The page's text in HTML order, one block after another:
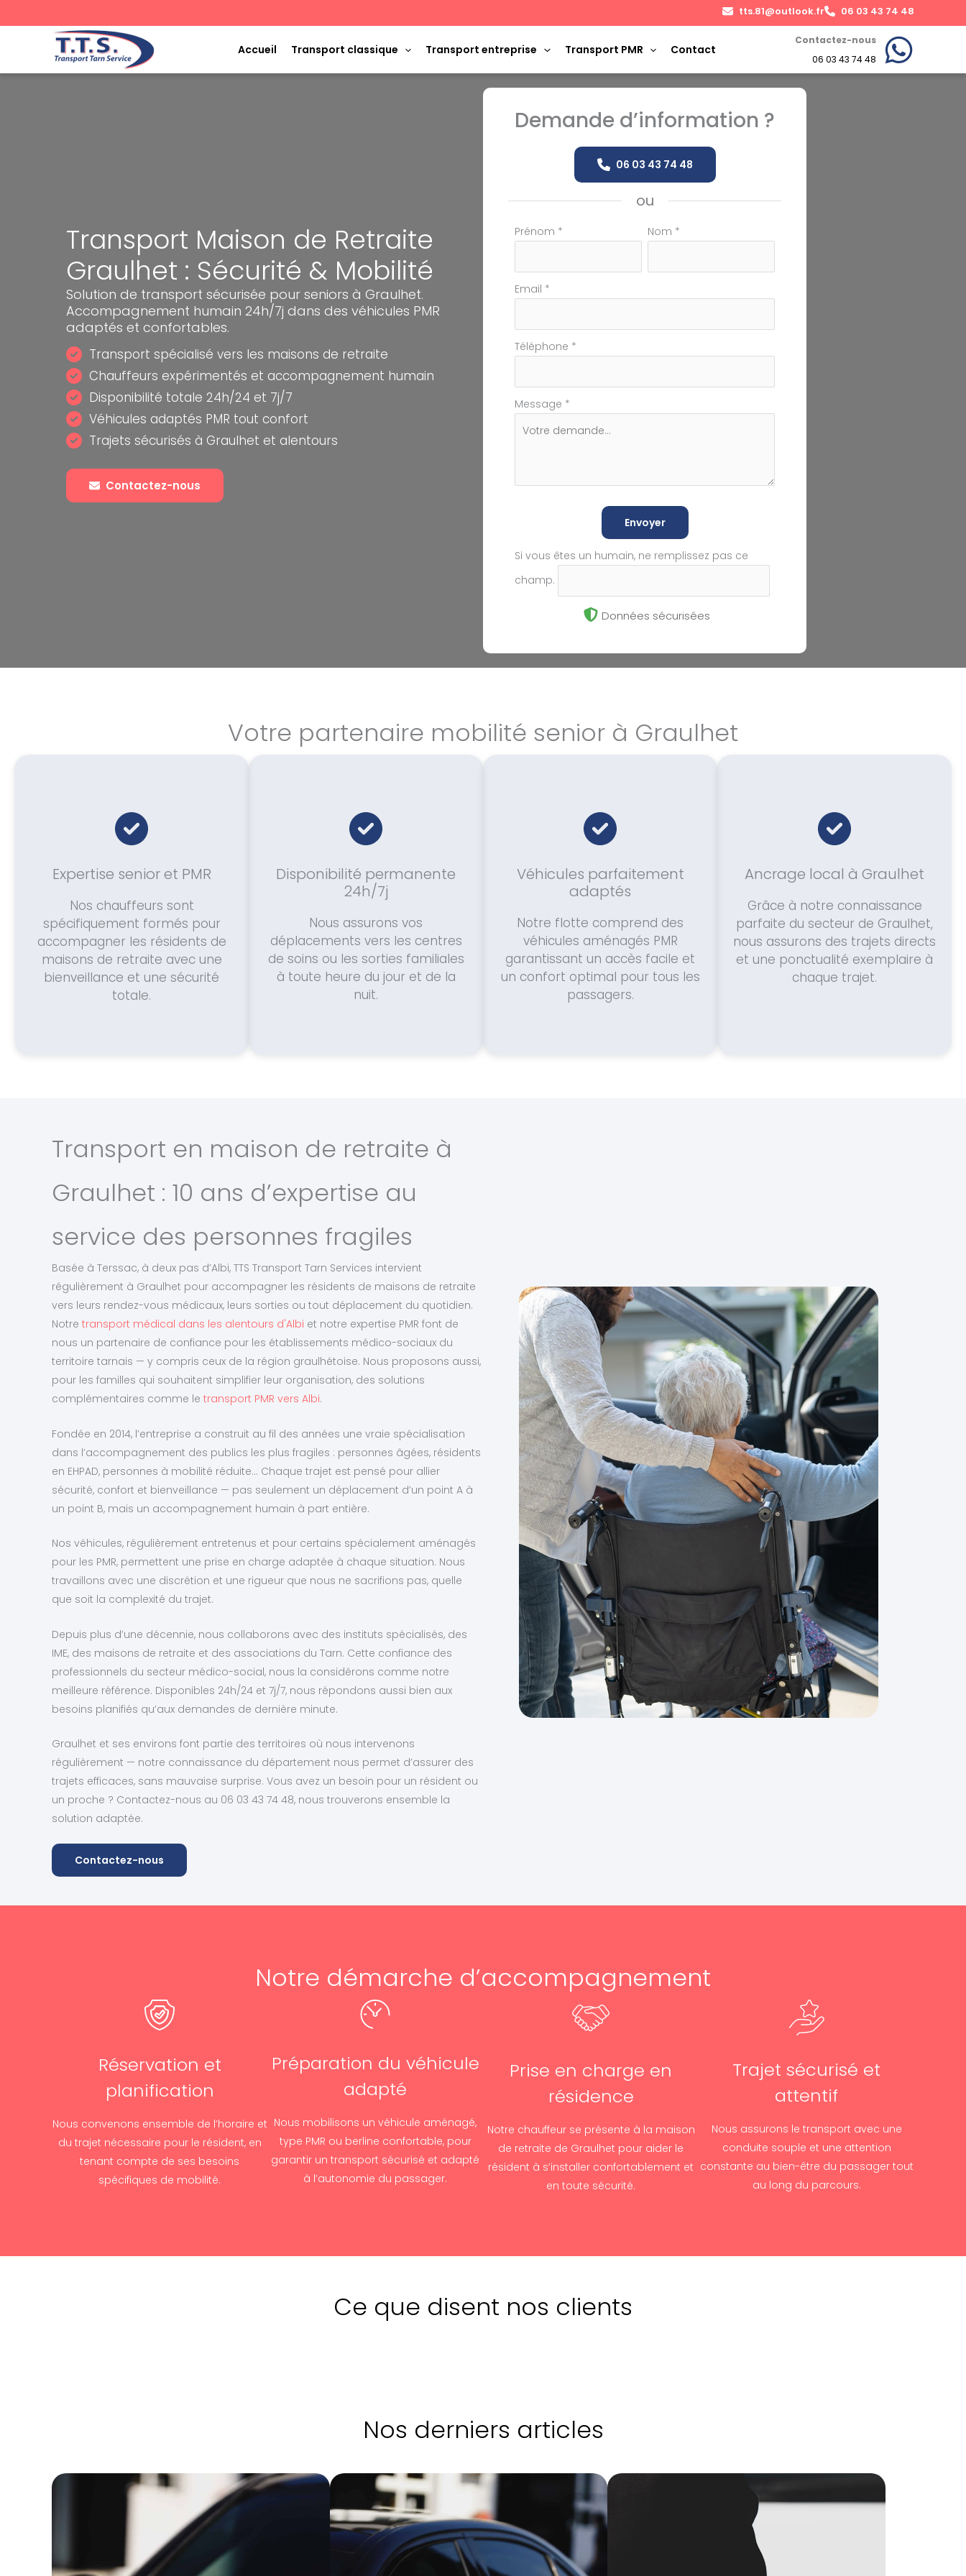
au
tts.81@outlook.fr 06 03 43 74 48
Accueil Transport classique Transport entreprise Transport PMR Contact
Contactez-nous
06 03 43 74 48
Transport Maison de Retraite
Graulhet : Sécurité & Mobilité
Solution de transport sécurisée pour seniors à Graulhet.
Accompagnement humain 24h/7j dans des véhicules PMR
adaptés et confortables.
Transport spécialisé vers les maisons de retraite
Chauffeurs expérimentés et accompagnement humain
Disponibilité totale 24h/24 et 7j/7
Véhicules adaptés PMR tout confort
Trajets sécurisés à Graulhet et alentours
Contactez-nous
Demande d’information ?
06 03 43 74 48
ou
Formulaire
téléphone
Prénom * Nom *
Email *
Téléphone *
Message *
Envoyer
Si vous êtes un humain, ne remplissez pas ce
champ.
Données sécurisées
Votre partenaire mobilité senior à Graulhet
Expertise senior et PMR
Nos chauffeurs sont
spécifiquement formés pour
accompagner les résidents de
maisons de retraite avec une
bienveillance et une sécurité
totale.
Disponibilité permanente
24h/7j
Nous assurons vos
déplacements vers les centres
de soins ou les sorties familiales
à toute heure du jour et de la
nuit.
Véhicules parfaitement
adaptés
Notre flotte comprend des
véhicules aménagés PMR
garantissant un accès facile et
un confort optimal pour tous les
passagers.
Ancrage local à Graulhet
Grâce à notre connaissance
parfaite du secteur de Graulhet,
nous assurons des trajets directs
et une ponctualité exemplaire à
chaque trajet.
Transport en maison de retraite à
Graulhet : 10 ans d’expertise au
service des personnes fragiles
Basée à Terssac, à deux pas d’Albi, TTS Transport Tarn Services intervient
régulièrement à Graulhet pour accompagner les résidents de maisons de retraite
vers leurs rendez-vous médicaux, leurs sorties ou tout déplacement du quotidien.
Notre transport médical dans les alentours d'Albi et notre expertise PMR font de
nous un partenaire de confiance pour les établissements médico-sociaux du
territoire tarnais — y compris ceux de la région graulhétoise. Nous proposons aussi,
pour les familles qui souhaitent simplifier leur organisation, des solutions
complémentaires comme le transport PMR vers Albi.
Fondée en 2014, l’entreprise a construit au fil des années une vraie spécialisation
dans l’accompagnement des publics les plus fragiles : personnes âgées, résidents
en EHPAD, personnes à mobilité réduite… Chaque trajet est pensé pour allier
sécurité, confort et bienveillance — pas seulement un déplacement d’un point A à
un point B, mais un accompagnement humain à part entière.
Nos véhicules, régulièrement entretenus et pour certains spécialement aménagés
pour les PMR, permettent une prise en charge adaptée à chaque situation. Nous
travaillons avec une discrétion et une rigueur que nous ne sacrifions pas, quelle
que soit la complexité du trajet.
Depuis plus d’une décennie, nous collaborons avec des instituts spécialisés, des
IME, des maisons de retraite et des associations du Tarn. Cette confiance des
professionnels du secteur médico-social, nous la considérons comme notre
meilleure référence. Disponibles 24h/24 et 7j/7, nous répondons aussi bien aux
besoins planifiés qu’aux demandes de dernière minute.
Graulhet et ses environs font partie des territoires où nous intervenons
régulièrement — notre connaissance du département nous permet d’assurer des
trajets efficaces, sans mauvaise surprise. Vous avez un besoin pour un résident ou
un proche ? Contactez-nous au 06 03 43 74 48, nous trouverons ensemble la
solution adaptée.
Contactez-nous
Notre démarche d’accompagnement
Réservation et
planification
Nous convenons ensemble de l’horaire et
du trajet nécessaire pour le résident, en
tenant compte de ses besoins
spécifiques de mobilité.
Préparation du véhicule
adapté
Nous mobilisons un véhicule aménagé,
type PMR ou berline confortable, pour
garantir un transport sécurisé et adapté
à l’autonomie du passager.
Prise en charge en
résidence
Notre chauffeur se présente à la maison
de retraite de Graulhet pour aider le
résident à s’installer confortablement et
en toute sécurité.
Trajet sécurisé et
attentif
Nous assurons le transport avec une
conduite souple et une attention
constante au bien-être du passager tout
au long du parcours.
Ce que disent nos clients
Nos derniers articles